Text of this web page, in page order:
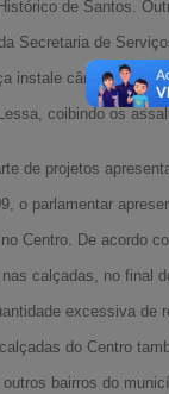
de Santos.
Secretaria de
instale câmeras de
coibindo os
de projetos
o parlamentar
Centro. De acordo
calçadas, no final
excessiva de
do Centro
bairros do